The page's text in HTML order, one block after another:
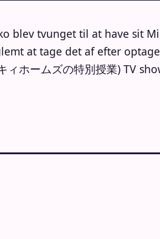
blev tvunget til at have sit
at tage det af efter
ホームズの特別授業) TV